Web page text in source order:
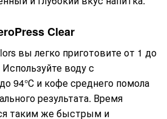
Clear
вы легко приготовите от 1 до
воду с
94°С и кофе среднего помола
результата. Время
таким же быстрым и